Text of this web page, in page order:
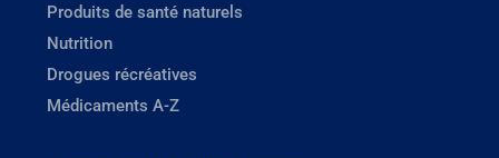
Produits de santé naturels
Nutrition
Drogues récréatives
Médicaments A-Z